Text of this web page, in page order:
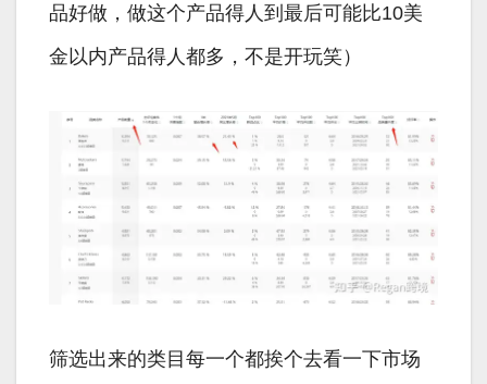
品好做，做这个产品得人到最后可能比10美
金以内产品得人都多，不是开玩笑）
筛选出来的类目每一个都挨个去看一下市场